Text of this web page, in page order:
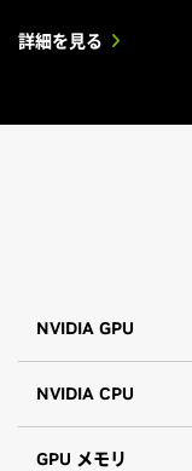
詳細を見る
NVIDIA GPU
NVIDIA CPU
GPU メモリ